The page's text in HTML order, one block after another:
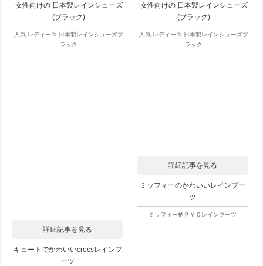
女性向けの 日本製レインシューズ
(ブラック)
人気 レディース 日本製レインシューズブ
ラック
女性向けの 日本製レインシューズ
(ブラック)
人気 レディース 日本製レインシューズブ
ラック
詳細記事を見る
キュートでかわいいcrocsレインブ
ーツ
詳細記事を見る
ミッフィーのかわいいレインブー
ツ
ミッフィー柄ＰＶＣレインブーツ